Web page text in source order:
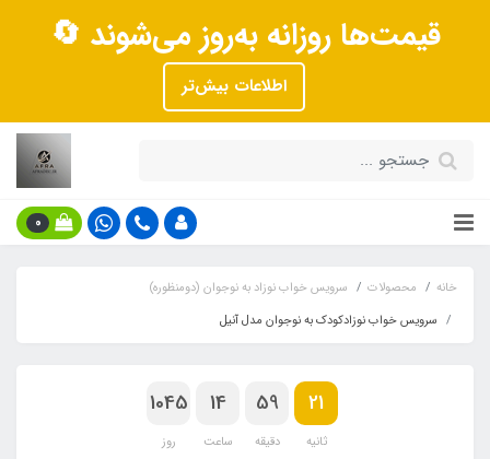
قیمت‌ها روزانه به‌روز می‌شوند 🔄
اطلاعات بیش‌تر
0
خانه محصولات
سرویس خواب نوزاد به نوجوان (دومنظوره)
سرویس خواب نوزادکودک به نوجوان مدل آنیل
1045
روز
14
ساعت
59
دقیقه
20
ثانیه